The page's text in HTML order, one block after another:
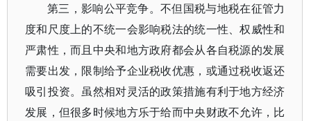
第三，影响公平竞争。不但国税与地税在征管力
度和尺度上的不统一会影响税法的统一性、权威性和
严肃性，而且中央和地方政府都会从各自税源的发展
需要出发，限制给予企业税收优惠，或通过税收返还
吸引投资。虽然相对灵活的政策措施有利于地方经济
发展，但很多时候地方乐于给而中央财政不允许，比